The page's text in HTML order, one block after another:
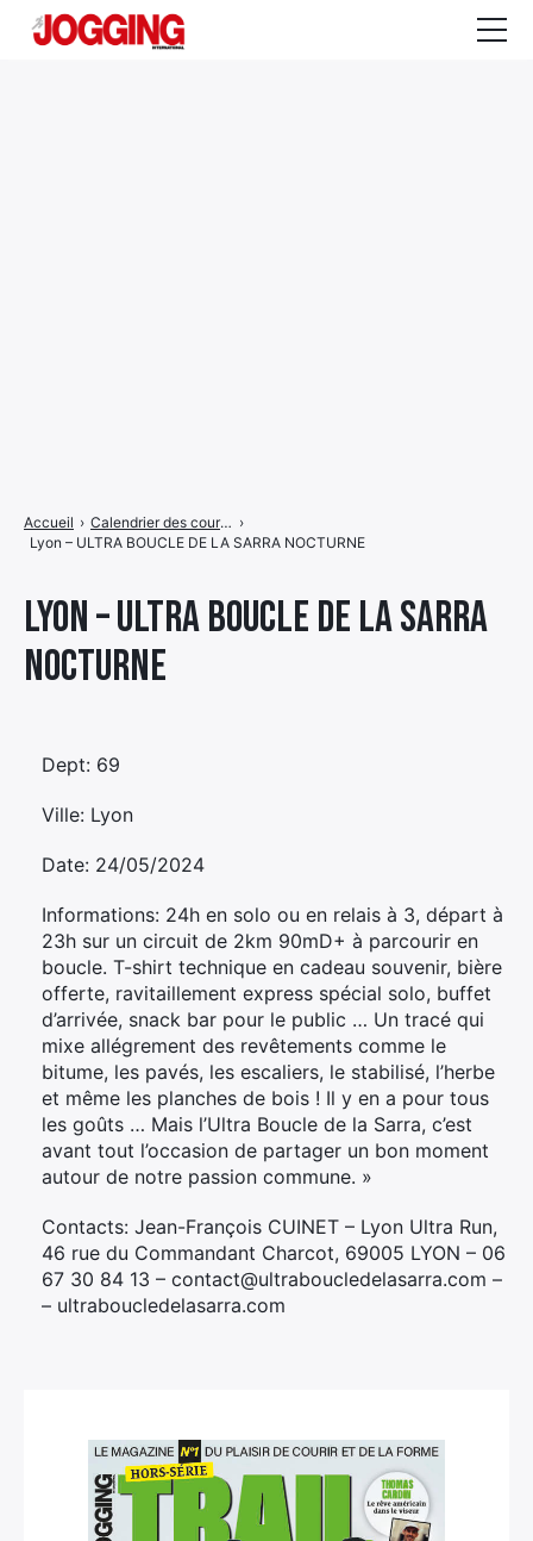
Lyon – ULTRA BOUCLE DE LA SARRA
NOCTURNE
Accueil › Calendrier des courses ›
Lyon – ULTRA BOUCLE DE LA SARRA NOCTURNE
Dept: 69
Ville: Lyon
Date: 24/05/2024
Informations: 24h en solo ou en relais à 3, départ à
23h sur un circuit de 2km 90mD+ à parcourir en
boucle. T-shirt technique en cadeau souvenir, bière
offerte, ravitaillement express spécial solo, buffet
d’arrivée, snack bar pour le public … Un tracé qui
mixe allégrement des revêtements comme le
bitume, les pavés, les escaliers, le stabilisé, l’herbe
et même les planches de bois ! Il y en a pour tous
les goûts … Mais l’Ultra Boucle de la Sarra, c’est
avant tout l’occasion de partager un bon moment
autour de notre passion commune. »
Contacts: Jean-François CUINET – Lyon Ultra Run,
46 rue du Commandant Charcot, 69005 LYON – 06
67 30 84 13 – contact@ultraboucledelasarra.com –
– ultraboucledelasarra.com
de
menu
Élément
de
Élément
de